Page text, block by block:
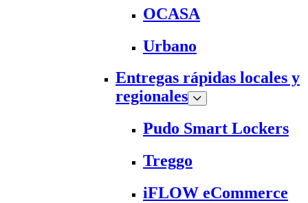
OCASA
Urbano
Entregas rápidas locales y
regionales
Pudo Smart Lockers
Treggo
iFLOW eCommerce